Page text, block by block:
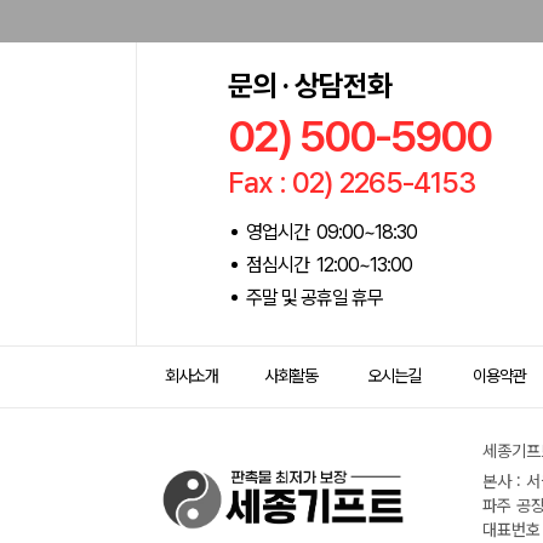
문의 · 상담전화
02) 500-5900
Fax : 02) 2265-4153
영업시간 09:00~18:30
점심시간 12:00~13:00
주말 및 공휴일 휴무
회사소개 사회활동 오시는길 이용약관
세종기
본사 :
파주 공
대표번